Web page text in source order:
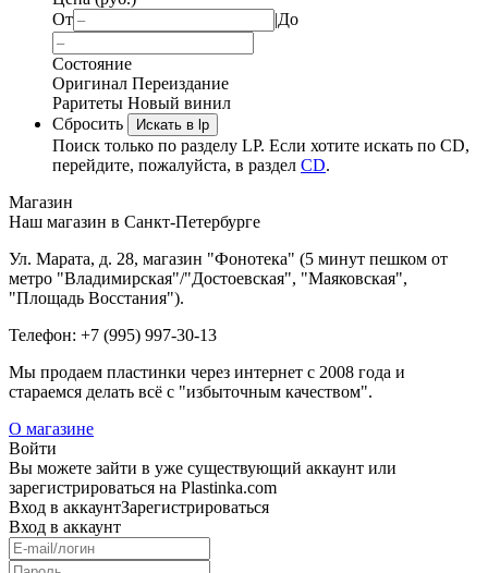
От
|До
Состояние
Оригинал Переиздание
Раритеты Новый винил
Сбросить
Искать в lp
Поиск только по разделу LP. Если хотите искать по CD,
перейдите, пожалуйста, в раздел CD.
Магазин
Наш магазин в Санкт-Петербурге
Ул. Марата, д. 28, магазин "Фонотека" (5 минут пешком от
метро "Владимирская"/"Достоевская", "Маяковская",
"Площадь Восстания").
Телефон: +7 (995) 997-30-13
Мы продаем пластинки через интернет c 2008 года и
стараемся делать всё с "избыточным качеством".
О магазине
Войти
Вы можете зайти в уже существующий аккаунт или
зарегистрироваться на Plastinka.com
Вход в аккаунтЗарегистрироваться
Вход в аккаунт